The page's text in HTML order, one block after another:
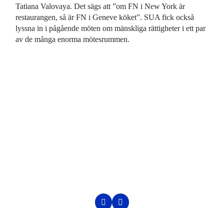
Tatiana Valovaya. Det sägs att ”om FN i New York är
restaurangen, så är FN i Geneve köket”. SUA fick också
lyssna in i pågående möten om mänskliga rättigheter i ett par
av de många enorma mötesrummen.